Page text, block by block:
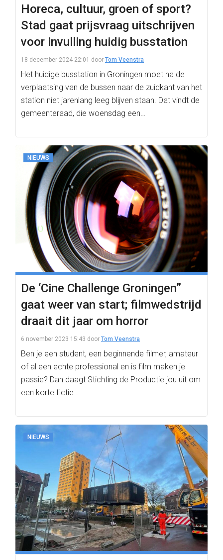
Horeca, cultuur, groen of sport?
Stad gaat prijsvraag uitschrijven
voor invulling huidig busstation
18 december 2024 22:01 door Tom Veenstra
Het huidige busstation in Groningen moet na de
verplaatsing van de bussen naar de zuidkant van het
station niet jarenlang leeg blijven staan. Dat vindt de
gemeenteraad, die woensdag een…
NIEUWS
De ‘Cine Challenge Groningen”
gaat weer van start; filmwedstrijd
draait dit jaar om horror
6 november 2023 15:43 door Tom Veenstra
Ben je een student, een beginnende filmer, amateur
of al een echte professional en is film maken je
passie? Dan daagt Stichting de Productie jou uit om
een korte fictie…
NIEUWS